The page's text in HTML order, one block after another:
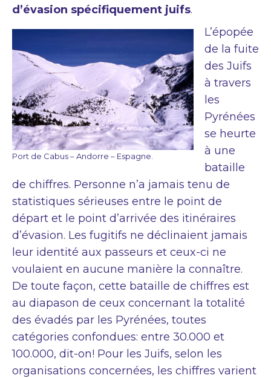
d’évasion spécifiquement juifs.
Port de Cabus – Andorre – Espagne.
L’épopée
de la fuite
des Juifs
à travers
les
Pyrénées
se heurte
à une
bataille
de chiffres. Personne n’a jamais tenu de
statistiques sérieuses entre le point de
départ et le point d’arrivée des itinéraires
d’évasion. Les fugitifs ne déclinaient jamais
leur identité aux passeurs et ceux-ci ne
voulaient en aucune manière la connaître.
De toute façon, cette bataille de chiffres est
au diapason de ceux concernant la totalité
des évadés par les Pyrénées, toutes
catégories confondues: entre 30.000 et
100.000, dit-on! Pour les Juifs, selon les
organisations concernées, les chiffres varient